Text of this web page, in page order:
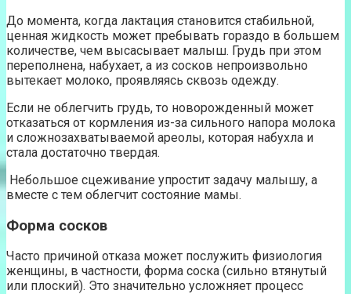
До момента, когда лактация становится стабильной,
ценная жидкость может пребывать гораздо в большем
количестве, чем высасывает малыш. Грудь при этом
переполнена, набухает, а из сосков непроизвольно
вытекает молоко, проявляясь сквозь одежду.
Если не облегчить грудь, то новорожденный может
отказаться от кормления из-за сильного напора молока
и сложнозахватываемой ареолы, которая набухла и
стала достаточно твердая.
Небольшое сцеживание упростит задачу малышу, а
вместе с тем облегчит состояние мамы.
Форма сосков
Часто причиной отказа может послужить физиология
женщины, в частности, форма соска (сильно втянутый
или плоский). Это значительно усложняет процесс